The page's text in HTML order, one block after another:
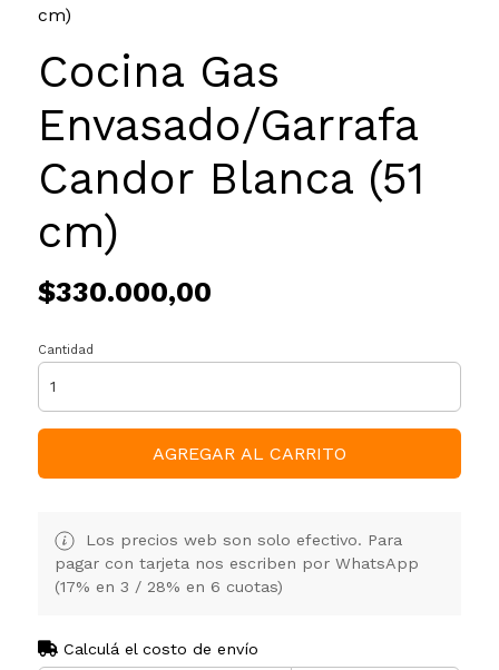
cm)
Cocina Gas
Envasado/Garrafa
Candor Blanca (51
cm)
$330.000,00
Cantidad
AGREGAR AL CARRITO
Los precios web son solo efectivo. Para
pagar con tarjeta nos escriben por WhatsApp
(17% en 3 / 28% en 6 cuotas)
Calculá el costo de envío